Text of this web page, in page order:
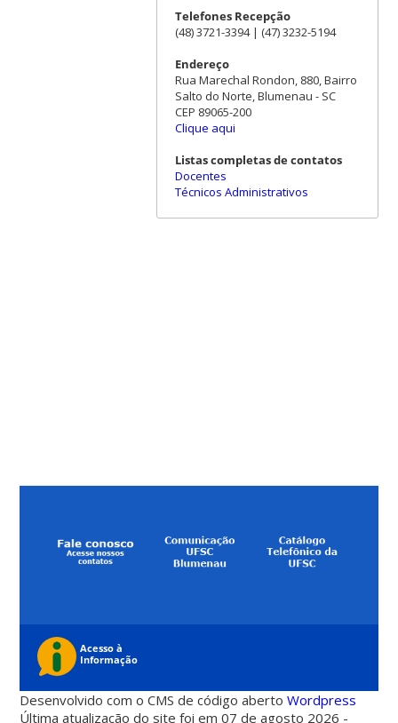
Telefones Recepção
(48) 3721-3394 | (47) 3232-5194
Endereço
Rua Marechal Rondon, 880, Bairro
Salto do Norte, Blumenau - SC
CEP 89065-200
Clique aqui
Listas completas de contatos
Docentes
Técnicos Administrativos
Desenvolvido com o CMS de código abertoWordpress
Última atualização do site foi em 07 de agosto 2026 -